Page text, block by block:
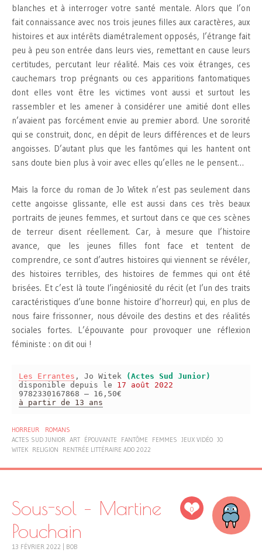
blanches et à interroger votre santé mentale. Alors que l’on
fait connaissance avec nos trois jeunes filles aux caractères, aux
histoires et aux intérêts diamétralement opposés, l’étrange fait
peu à peu son entrée dans leurs vies, remettant en cause leurs
certitudes, percutant leur réalité. Mais ces voix étranges, ces
cauchemars trop prégnants ou ces apparitions fantomatiques
dont elles vont être les victimes vont aussi et surtout les
rassembler et les amener à considérer une amitié dont elles
n’avaient pas forcément envie au premier abord. Une sororité
qui se construit, donc, en dépit de leurs différences et de leurs
angoisses. D’autant plus que les fantômes qui les hantent ont
sans doute bien plus à voir avec elles qu’elles ne le pensent…
Mais la force du roman de Jo Witek n’est pas seulement dans
cette angoisse glissante, elle est aussi dans ces très beaux
portraits de jeunes femmes, et surtout dans ce que ces scènes
de terreur disent réellement. Car, à mesure que l’histoire
avance, que les jeunes filles font face et tentent de
comprendre, ce sont d’autres histoires qui viennent se révéler,
des histoires terribles, des histoires de femmes qui ont été
brisées. Et c’est là toute l’ingéniosité du récit (et l’un des traits
caractéristiques d’une bonne histoire d’horreur) qui, en plus de
nous faire frissonner, nous dévoile des destins et des réalités
sociales fortes. L’épouvante pour provoquer une réflexion
féministe : on dit oui !
Les Errantes , Jo Witek
(Actes Sud Junior)
disponible depuis le 17 août 2022
9782330167868 – 16,50€
à partir de 13 ans
HORREUR
ROMANS
ACTES SUD JUNIOR ART ÉPOUVANTE FANTÔME FEMMES JEUX VIDÉO JO
WITEK RELIGION RENTRÉE LITTÉRAIRE ADO 2022
0
Sous-sol – Martine
Pouchain
13 FÉVRIER 2022 BOB